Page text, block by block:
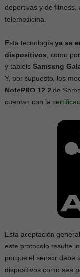
deportivas y de fitness,
telemedicina.
Esta tecnología ya se
dispositivos , como
y tablets Samsung
Y, por supuesto, los
NotePRO 12.2 de
cuentan con la
Esta aceptación
este protocolo resulte
porque el sensor debe
dispositivos como sea